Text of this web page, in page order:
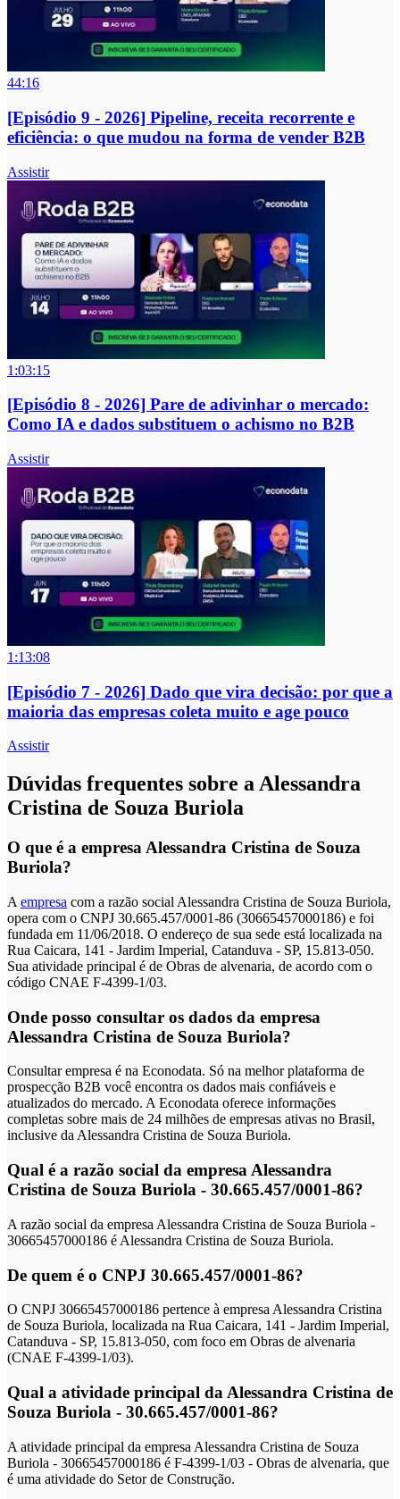
44:16
[Episódio 9 - 2026] Pipeline, receita recorrente e
eficiência: o que mudou na forma de vender B2B
Assistir
1:03:15
[Episódio 8 - 2026] Pare de adivinhar o mercado:
Como IA e dados substituem o achismo no B2B
Assistir
1:13:08
[Episódio 7 - 2026] Dado que vira decisão: por que a
maioria das empresas coleta muito e age pouco
Assistir
Dúvidas frequentes sobre a Alessandra
Cristina de Souza Buriola
O que é a empresa Alessandra Cristina de Souza
Buriola?
A empresa com a razão social Alessandra Cristina de Souza Buriola,
opera com o CNPJ 30.665.457/0001-86 (30665457000186) e foi
fundada em 11/06/2018. O endereço de sua sede está localizada na
Rua Caicara, 141 - Jardim Imperial, Catanduva - SP, 15.813-050.
Sua atividade principal é de Obras de alvenaria, de acordo com o
código CNAE F-4399-1/03.
Onde posso consultar os dados da empresa
Alessandra Cristina de Souza Buriola?
Consultar empresa é na Econodata. Só na melhor plataforma de
prospecção B2B você encontra os dados mais confiáveis e
atualizados do mercado. A Econodata oferece informações
completas sobre mais de 24 milhões de empresas ativas no Brasil,
inclusive da Alessandra Cristina de Souza Buriola.
Qual é a razão social da empresa Alessandra
Cristina de Souza Buriola - 30.665.457/0001-86?
A razão social da empresa Alessandra Cristina de Souza Buriola -
30665457000186 é Alessandra Cristina de Souza Buriola.
De quem é o CNPJ 30.665.457/0001-86?
O CNPJ 30665457000186 pertence à empresa Alessandra Cristina
de Souza Buriola, localizada na Rua Caicara, 141 - Jardim Imperial,
Catanduva - SP, 15.813-050, com foco em Obras de alvenaria
(CNAE F-4399-1/03).
Qual a atividade principal da Alessandra Cristina de
Souza Buriola - 30.665.457/0001-86?
A atividade principal da empresa Alessandra Cristina de Souza
Buriola - 30665457000186 é F-4399-1/03 - Obras de alvenaria, que
é uma atividade do Setor de Construção.